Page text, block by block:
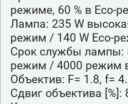
режиме, 60 % в Eco-
Лампа: 235 W
режим / 140 W Eco-
Срок службы лампы:
режим / 4000 режим
Объектив: F= 1.8, f=
Сдвиг объектива [%]: